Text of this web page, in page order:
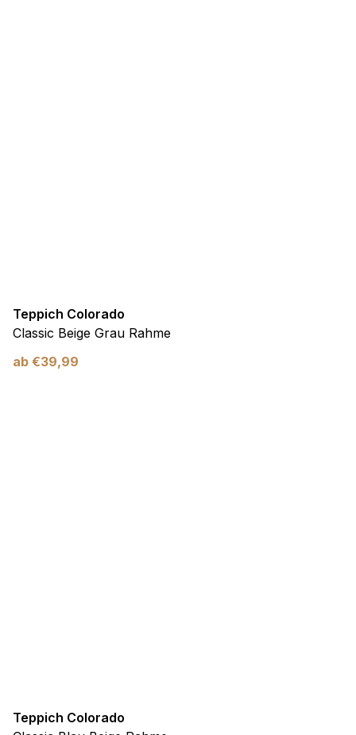
Teppich Colorado
Classic Beige Grau Rahme
ab €39,99
Teppich Colorado